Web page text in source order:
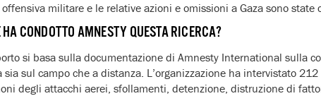
offensiva militare e le relative azioni e omissioni a Gaza sono
HA CONDOTTO AMNESTY QUESTA RICERCA?
si basa sulla documentazione di Amnesty International sulla
sia sul campo che a distanza. L’organizzazione ha intervistato
degli attacchi aerei, sfollamenti, detenzione, distruzione di